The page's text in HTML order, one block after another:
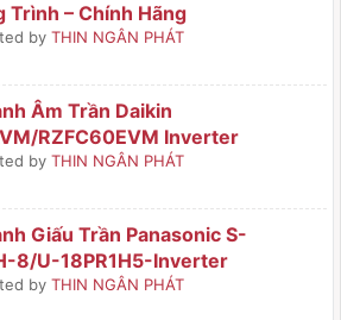
Trình – Chính Hãng
by THIN NGÂN PHÁT
Âm Trần Daikin
RZFC60EVM Inverter
by THIN NGÂN PHÁT
Giấu Trần Panasonic S-
8/U-18PR1H5-Inverter
by THIN NGÂN PHÁT